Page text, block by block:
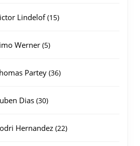
Lindelof 1515
Werner 55
Partey 3636
Dias 3030
Hernandez 2222